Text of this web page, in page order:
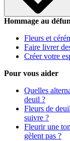
Hommage au
Fleurs et
Faire livrer
Créer votre
Pour vous aider
Quelles
deuil ?
Fleurs de
suivre ?
Fleurir une
gèlent pas ?